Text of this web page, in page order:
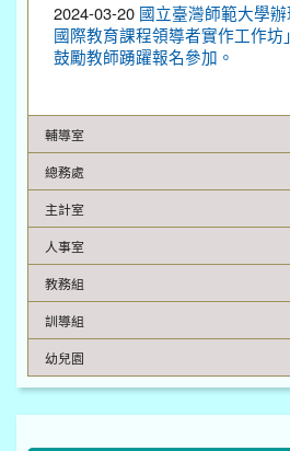
2024-03-20 國立臺灣師範大學
國際教育課程領導者實作工作坊
鼓勵教師踴躍報名參加。
輔導室
總務處
主計室
人事室
教務組
訓導組
幼兒園